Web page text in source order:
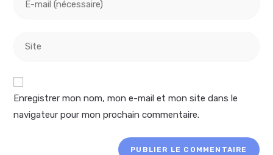
Enregistrer mon nom, mon e-mail et mon site dans le
navigateur pour mon prochain commentaire.